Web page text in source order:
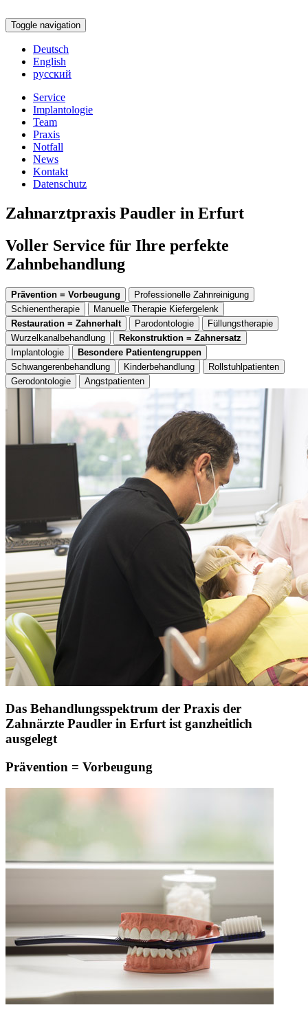
Toggle navigation
Deutsch
English
русский
Service
Implantologie
Team
Praxis
Notfall
News
Kontakt
Datenschutz
Zahnarztpraxis Paudler in Erfurt
Voller Service für Ihre perfekte
Zahnbehandlung
Prävention = Vorbeugung
Professionelle Zahnreinigung
Schienentherapie
Manuelle Therapie Kiefergelenk
Restauration = Zahnerhalt
Parodontologie
Füllungstherapie
Wurzelkanalbehandlung
Rekonstruktion = Zahnersatz
Implantologie
Besondere Patientengruppen
Schwangerenbehandlung
Kinderbehandlung
Rollstuhlpatienten
Gerodontologie
Angstpatienten
Das Behandlungsspektrum der Praxis der
Zahnärzte Paudler in Erfurt ist ganzheitlich
ausgelegt
Prävention = Vorbeugung